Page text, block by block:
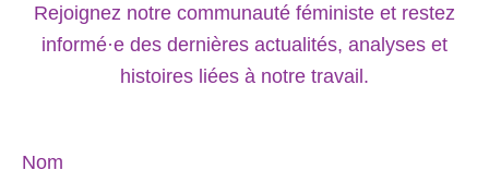
Rejoignez notre communauté féministe et restez
informé·e des dernières actualités, analyses et
histoires liées à notre travail.
Nom